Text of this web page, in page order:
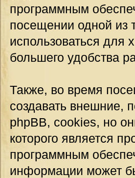
программным
посещении одной из
использоваться
большего удобства
Также, во время
создавать внешние,
phpBB, cookies, но
которого является
программным
информации может